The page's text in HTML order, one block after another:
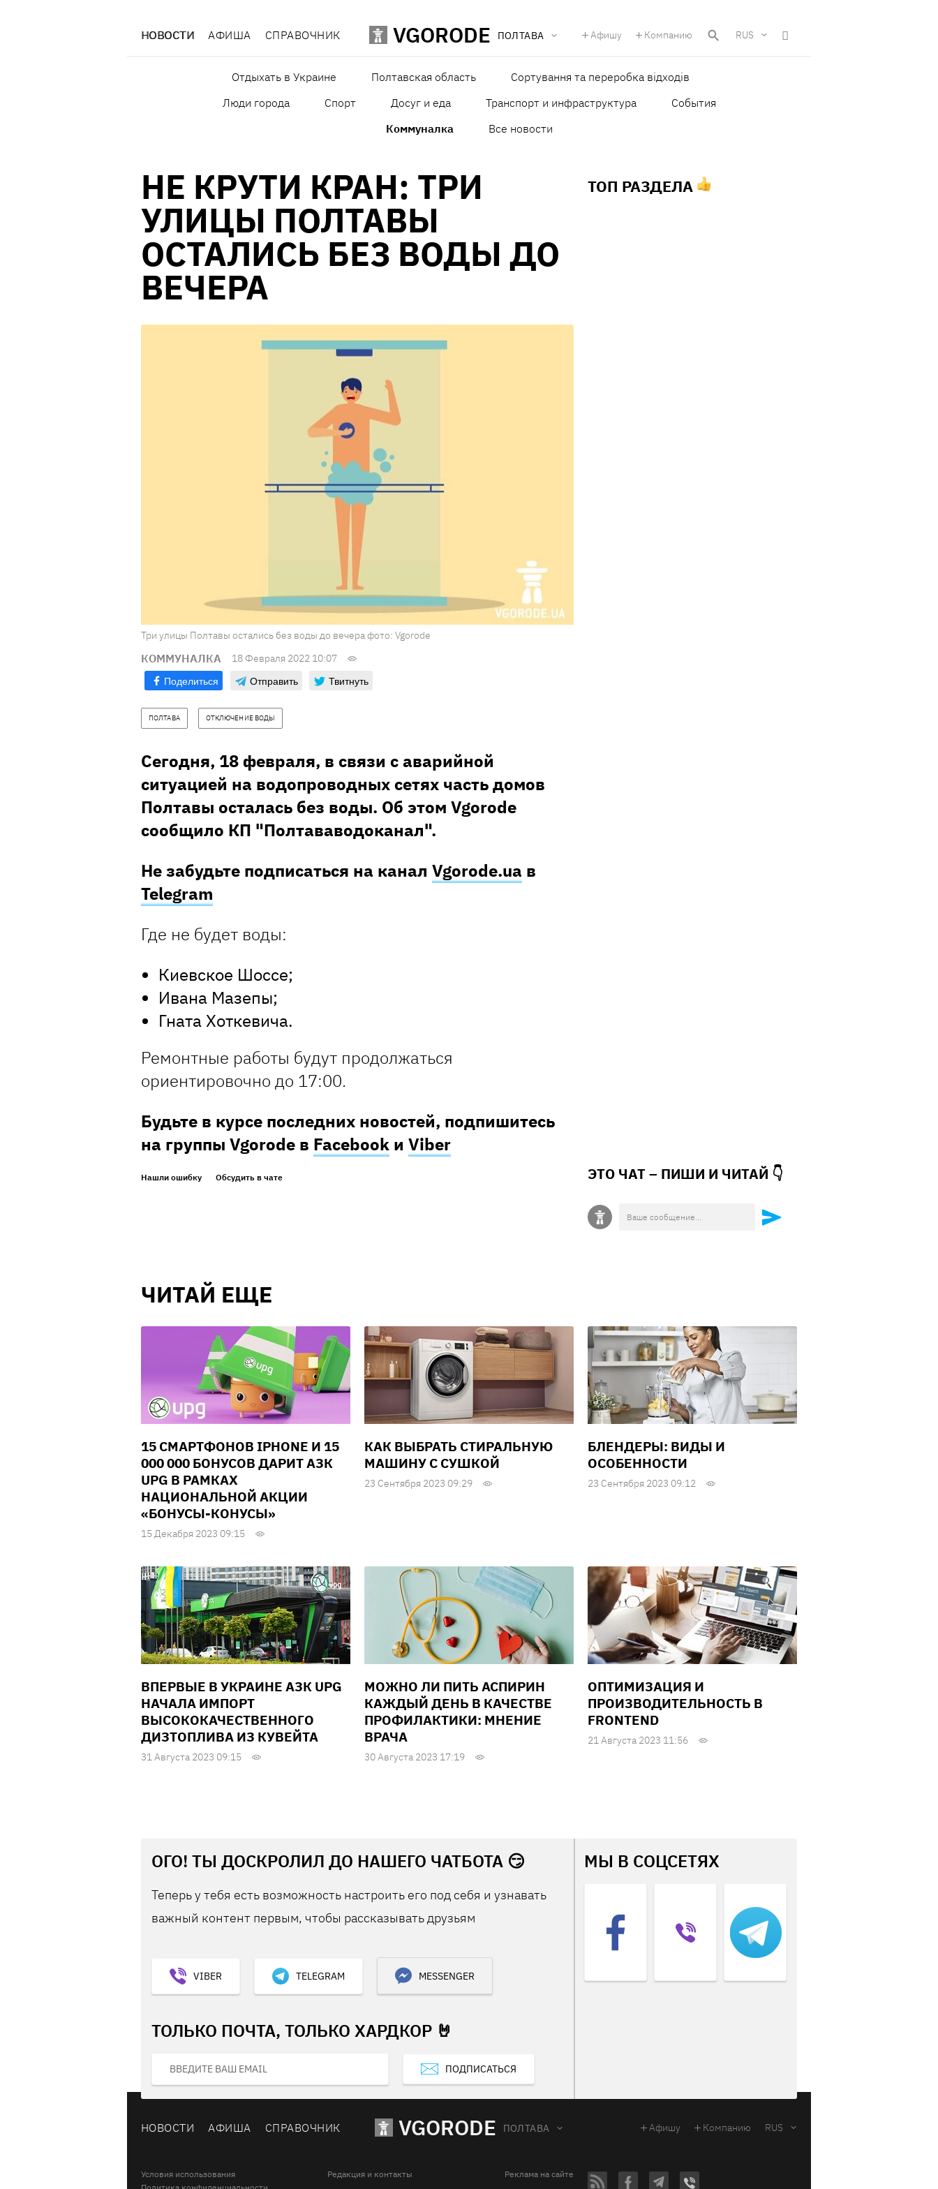
НОВОСТИ АФИША СПРАВОЧНИК VGORODE ПОЛТАВА Афишу Компанию RUS
Отдыхать в Украине Полтавская область
Сортування та переробка відходів
Люди города
Спорт Досуг и еда Транспорт и инфраструктура
События
Коммуналка
Все новости
НЕ КРУТИ КРАН: ТРИ
УЛИЦЫ ПОЛТАВЫ
ОСТАЛИСЬ БЕЗ ВОДЫ ДО
ВЕЧЕРА
Три улицы Полтавы остались без воды до вечера фото: Vgorode
КОММУНАЛКА 18 Февраля 2022 10:07
Поделиться Отправить Твитнуть
ПОЛТАВА ОТКЛЮЧЕНИЕ ВОДЫ
Сегодня, 18 февраля, в связи с аварийной
ситуацией на водопроводных сетях часть домов
Полтавы осталась без воды. Об этом Vgorode
сообщило КП "Полтававодоканал".
Не забудьте подписаться на канал Vgorode.ua в
Telegram
Где не будет воды:
Киевское Шоссе;
Ивана Мазепы;
Гната Хоткевича.
Ремонтные работы будут продолжаться
ориентировочно до 17:00.
Будьте в курсе последних новостей, подпишитесь
на группы Vgorode в Facebook и Viber
Нашли ошибку Обсудить в чате
ТОП РАЗДЕЛА
ЭТО ЧАТ – ПИШИ И ЧИТАЙ 👇
ЧИТАЙ ЕЩЕ
15 СМАРТФОНОВ IPHONE И 15
000 000 БОНУСОВ ДАРИТ АЗК
UPG В РАМКАХ
НАЦИОНАЛЬНОЙ АКЦИИ
«БОНУСЫ-КОНУСЫ»
15 Декабря 2023 09:15
КАК ВЫБРАТЬ СТИРАЛЬНУЮ
МАШИНУ С СУШКОЙ
23 Сентября 2023 09:29
БЛЕНДЕРЫ: ВИДЫ И
ОСОБЕННОСТИ
23 Сентября 2023 09:12
ВПЕРВЫЕ В УКРАИНЕ АЗК UPG
НАЧАЛА ИМПОРТ
ВЫСОКОКАЧЕСТВЕННОГО
ДИЗТОПЛИВА ИЗ КУВЕЙТА
31 Августа 2023 09:15
МОЖНО ЛИ ПИТЬ АСПИРИН
КАЖДЫЙ ДЕНЬ В КАЧЕСТВЕ
ПРОФИЛАКТИКИ: МНЕНИЕ
ВРАЧА
30 Августа 2023 17:19
ОПТИМИЗАЦИЯ И
ПРОИЗВОДИТЕЛЬНОСТЬ В
FRONTEND
21 Августа 2023 11:56
ОГО! ТЫ ДОСКРОЛИЛ ДО НАШЕГО ЧАТБОТА 😏
Теперь у тебя есть возможность настроить его под себя и узнавать
важный контент первым, чтобы рассказывать друзьям
VIBER TELEGRAM MESSENGER
ТОЛЬКО ПОЧТА, ТОЛЬКО ХАРДКОР 🤘
ПОДПИСАТЬСЯ
МЫ В СОЦСЕТЯХ
НОВОСТИ АФИША СПРАВОЧНИК VGORODE ПОЛТАВА Афишу Компанию RUS
Условия использования Редакция и контакты
Реклама на сайте